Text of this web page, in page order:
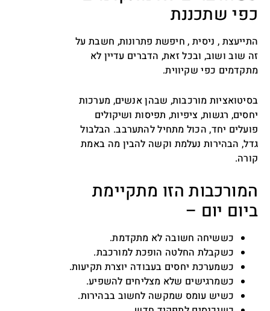
כפי שתכננת
התייעצת , ניסית , חיפשת פתרונות, חשבת על
זה שוב ושוב, ובכל זאת, הדברים עדיין לא
מתקדמים כפי שקיווית.
בסיטואציות מורכבות, שבהן אנשים, מערכות
יחסים, רגשות, ציפיות, תפיסות ושיקולים
פועלים יחד, הכול מתחיל להתערבב. הבלבול
גדל, הבהירות נעלמת וקשה להבין מה באמת
קורה.
המורכבות הזו מתקיימת
ביום יום –
כששיחה חשובה לא מתקדמת.
כשקבלת החלטה הופכת למורכבת.
כשמערכת יחסים בעבודה יוצרת תקיעות.
כשמרגישים שלא מצליחים להשפיע.
כשיש עומס שמקשה לחשוב בבהירות.